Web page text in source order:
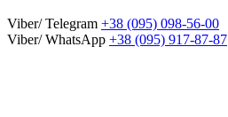
Viber/ Telegram +38 (095) 098-56-00
Viber/ WhatsApp +38 (095) 917-87-87